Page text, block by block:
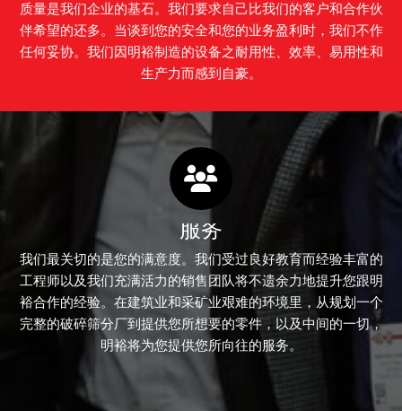
质量是我们企业的基石。我们要求自己比我们的客户和合作伙
伴希望的还多。当谈到您的安全和您的业务盈利时，我们不作
任何妥协。我们因明裕制造的设备之耐用性、效率、易用性和
生产力而感到自豪。
服务
我们最关切的是您的满意度。我们受过良好教育而经验丰富的
工程师以及我们充满活力的销售团队将不遗余力地提升您跟明
裕合作的经验。在建筑业和采矿业艰难的环境里，从规划一个
完整的破碎筛分厂到提供您所想要的零件，以及中间的一切，
明裕将为您提供您所向往的服务。